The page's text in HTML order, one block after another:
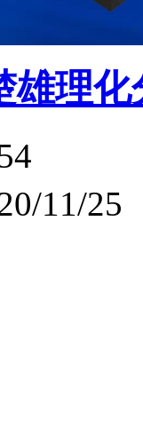
雄理化
11/25